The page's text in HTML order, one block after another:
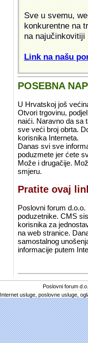
Sve u svemu,
konkurentne na
na najučinkovitiji
Link na našu
POSEBNA
U Hrvatskoj još
Otvori trgovinu,
naići. Naravno da sa
sve veći broj obrta.
korisnika Interneta.
Danas svi sve
poduzmete jer ćete
Može i drugačije.
smjeru.
Pratite ovaj
Poslovni forum
poduzetnike. CMS
korisnika za
na web stranice.
samostalnog
informacije putem
Poslovni forum
Internet usluge, poslovne usluge,